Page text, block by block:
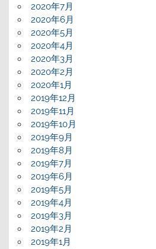
2020年7月
2020年6月
2020年5月
2020年4月
2020年3月
2020年2月
2020年1月
2019年12月
2019年11月
2019年10月
2019年9月
2019年8月
2019年7月
2019年6月
2019年5月
2019年4月
2019年3月
2019年2月
2019年1月